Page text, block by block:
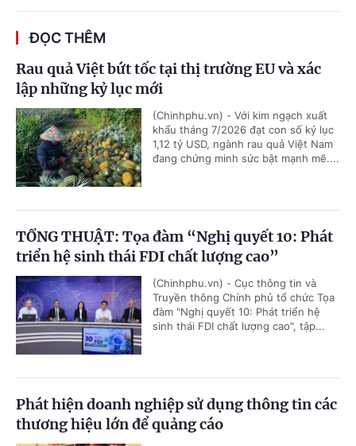
ĐỌC THÊM
Rau quả Việt bứt tốc tại thị trường EU và xác
lập những kỷ lục mới
(Chinhphu.vn) - Với kim ngạch xuất
khẩu tháng 7/2026 đạt con số kỷ lục
1,12 tỷ USD, ngành rau quả Việt Nam
đang chứng minh sức bật mạnh mẽ....
TỔNG THUẬT: Tọa đàm “Nghị quyết 10: Phát
triển hệ sinh thái FDI chất lượng cao”
(Chinhphu.vn) - Cục thông tin và
Truyền thông Chính phủ tổ chức Tọa
đàm "Nghị quyết 10: Phát triển hệ
sinh thái FDI chất lượng cao", tập...
Phát hiện doanh nghiệp sử dụng thông tin các
thương hiệu lớn để quảng cáo